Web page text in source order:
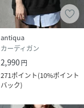
antiqua
カーディガン
2,990円
271ポイント(10%ポイント
バック)